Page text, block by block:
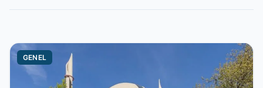
GENEL